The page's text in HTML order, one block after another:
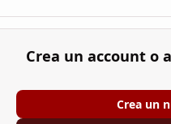
Crea un account o
Crea un